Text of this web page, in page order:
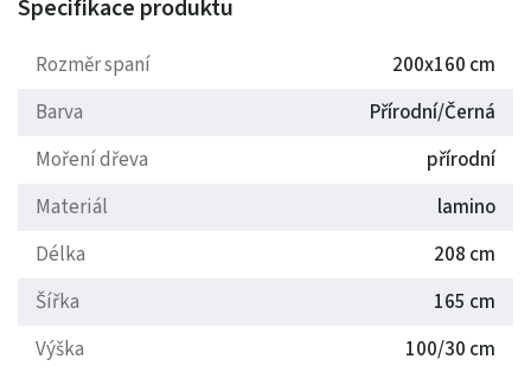
jednotnou 160cm.)
Součástí postele je rošt lamelový. ( Matrace není
součástí balení )
Potřebné informace:
Výška čalouněného čela 100cm
Umístění výšky roštu od podlahy 26cm
Výška mezi podlahou a spodní hranou bočnice 15cm
Specifikace produktu
Rozměr spaní
200x160 cm
Barva
Přírodní/Černá
Moření dřeva
přírodní
Materiál
lamino
Délka
208 cm
Šířka
165 cm
Výška
100/30 cm